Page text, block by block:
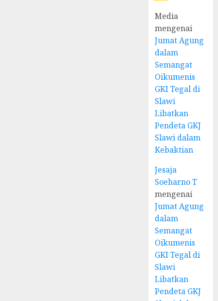
Media
mengenai
Jumat Agung
dalam
Semangat
Oikumenis
GKI Tegal di
Slawi
Libatkan
Pendeta GKJ
Slawi dalam
Kebaktian
Jesaja
Soeharno T
mengenai
Jumat Agung
dalam
Semangat
Oikumenis
GKI Tegal di
Slawi
Libatkan
Pendeta GKJ